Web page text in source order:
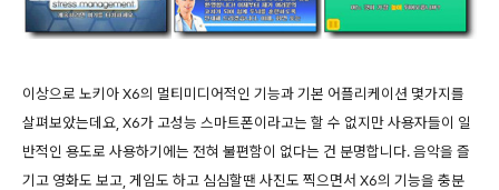
이상으로 노키아 X6의 멀티미디어적인 기능과 기본 어플리케이션 몇가지를
살펴보았는데요, X6가 고성능 스마트폰이라고는 할 수 없지만 사용자들이 일
반적인 용도로 사용하기에는 전혀 불편함이 없다는 건 분명합니다. 음악을 즐
기고 영화도 보고, 게임도 하고 심심할땐 사진도 찍으면서 X6의 기능을 충분